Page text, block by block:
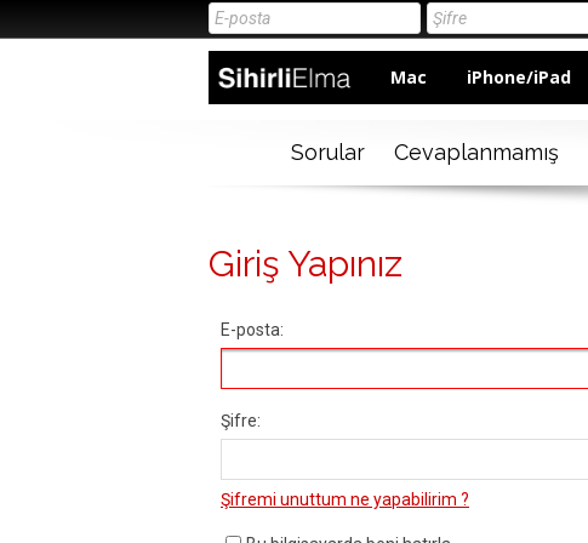
Mac iPhone/iPad
Sorular Cevaplanmamış
Giriş Yapınız
E-posta:
Şifre:
Şifremi unuttum ne yapabilirim ?